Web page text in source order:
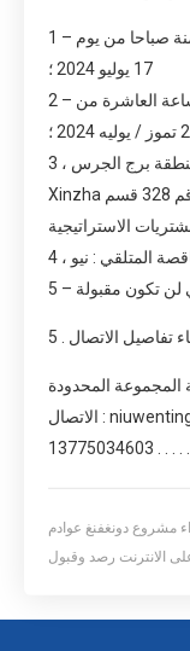
1 – استلام وثائق المناقصة تبدأ في الساعة الثامنة صباحا من يوم
17 يوليو 2024 ؛
2 – الموعد النهائي لتلقي وثائق المناقصة في الساعة العاشرة من
3 ، وثائق المناقصة تلقي الموقع : تشانغتشو منطقة برج الجرس
Xinzha شارع الصناعة الجديدة الطريق ، رقم 328 قسم
المجموعة المحدودة
الاتصال : niuwenting 15261197035 ، تيان weixun
13775034603 . . . . . .
مشروع دونغفنغ عوادم
السيارات